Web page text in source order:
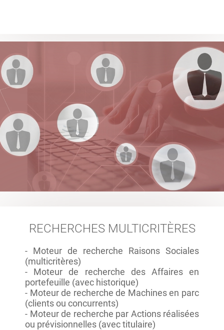
RECHERCHES MULTICRITÈRES
- Moteur de recherche Raisons Sociales
(multicritères)
- Moteur de recherche des Affaires en
portefeuille (avec historique)
- Moteur de recherche de Machines en parc
(clients ou concurrents)
- Moteur de recherche par Actions réalisées
ou prévisionnelles (avec titulaire)